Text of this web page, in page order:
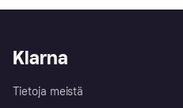
Klarna
Tietoja meistä